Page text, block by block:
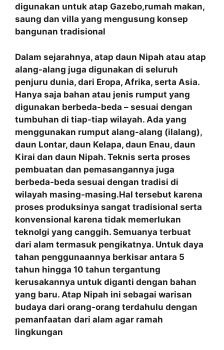
digunakan untuk atap Gazebo,rumah makan,
saung dan villa yang mengusung konsep
bangunan tradisional
Dalam sejarahnya, atap daun Nipah atau atap
alang-alang juga digunakan di seluruh
penjuru dunia, dari Eropa, Afrika, serta Asia.
Hanya saja bahan atau jenis rumput yang
digunakan berbeda-beda – sesuai dengan
tumbuhan di tiap-tiap wilayah. Ada yang
menggunakan rumput alang-alang (ilalang),
daun Lontar, daun Kelapa, daun Enau, daun
Kirai dan daun Nipah. Teknis serta proses
pembuatan dan pemasangannya juga
berbeda-beda sesuai dengan tradisi di
wilayah masing-masing.Hal tersebut karena
proses produksinya sangat tradisional serta
konvensional karena tidak memerlukan
teknolgi yang canggih. Semuanya terbuat
dari alam termasuk pengikatnya. Untuk daya
tahan penggunaannya berkisar antara 5
tahun hingga 10 tahun tergantung
kerusakannya untuk diganti dengan bahan
yang baru. Atap Nipah ini sebagai warisan
budaya dari orang-orang terdahulu dengan
pemanfaatan dari alam agar ramah
lingkungan